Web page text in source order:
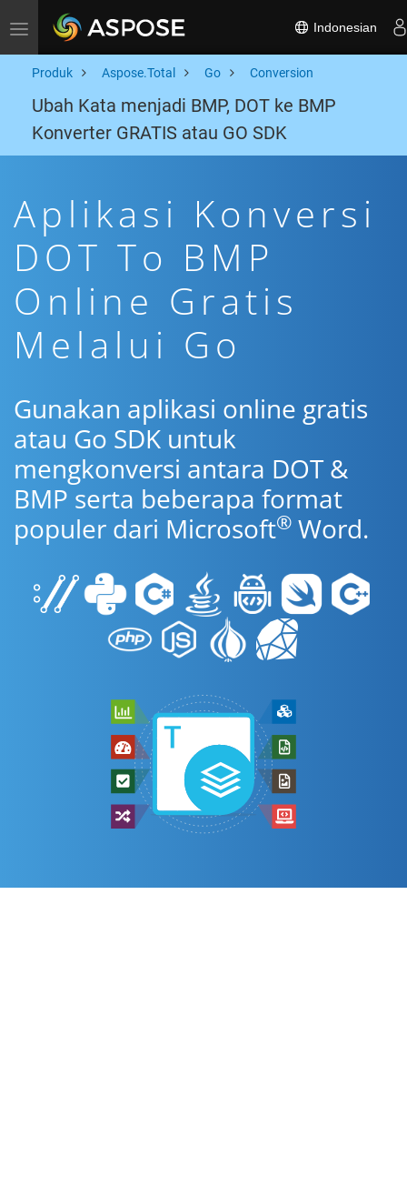
Toggle navigation Indonesian
Produk Aspose.Total Go Conversion
Ubah Kata menjadi BMP, DOT ke BMP
Konverter GRATIS atau GO SDK
Aplikasi Konversi
DOT To BMP
Online Gratis
Melalui Go
Gunakan aplikasi online gratis
atau Go SDK untuk
mengkonversi antara DOT &
BMP serta beberapa format
populer dari Microsoft® Word.